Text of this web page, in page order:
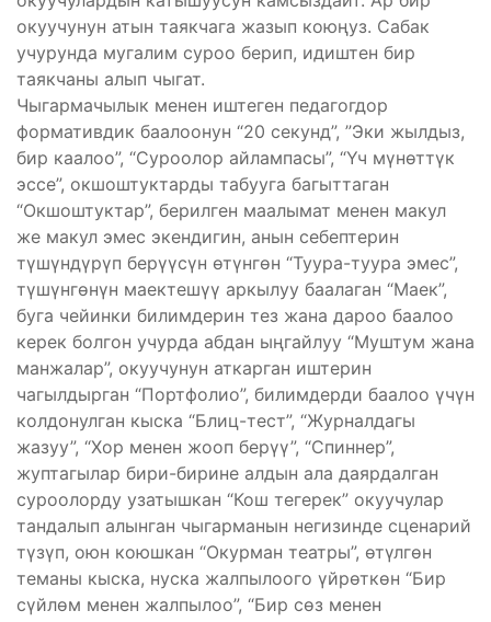
окуучунун атын таякчага жазып коюңуз. Сабак
учурунда мугалим суроо берип, идиштен бир
таякчаны алып чыгат.
Чыгармачылык менен иштеген педагогдор
формативдик баалоонун “20 секунд”, ”Эки жылдыз,
бир каалоо”, “Суроолор айлампасы”, “Үч мүнөттүк
эссе”, окшоштуктарды табууга багыттаган
“Окшоштуктар”, берилген маалымат менен макул
же макул эмес экендигин, анын себептерин
түшүндүрүп берүүсүн өтүнгөн “Туура-туура эмес”,
түшүнгөнүн маектешүү аркылуу баалаган “Маек”,
буга чейинки билимдерин тез жана дароо баалоо
керек болгон учурда абдан ыңгайлуу “Муштум жана
манжалар”, окуучунун аткарган иштерин
чагылдырган “Портфолио”, билимдерди баалоо үчүн
колдонулган кыска “Блиц-тест”, “Журналдагы
жазуу”, “Хор менен жооп берүү”, “Спиннер”,
жуптагылар бири-бирине алдын ала даярдалган
суроолорду узатышкан “Кош тегерек” окуучулар
тандалып алынган чыгарманын негизинде сценарий
түзүп, оюн коюшкан “Окурман театры”, өтүлгөн
теманы кыска, нуска жалпылоого үйрөткөн “Бир
сүйлөм менен жалпылоо”, “Бир сөз менен